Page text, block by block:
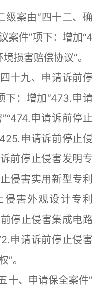
案由“四十二、确
案件”项下：增加“4
损害赔偿协议”。
九、申请诉前停
下：增加“473.申请
申请诉前停止
申请诉前停止侵
前停止侵害发明专
侵害实用新型专利
侵害外观设计专利
停止侵害集成电路
申请诉前停止侵害
。
、申请保全案件”